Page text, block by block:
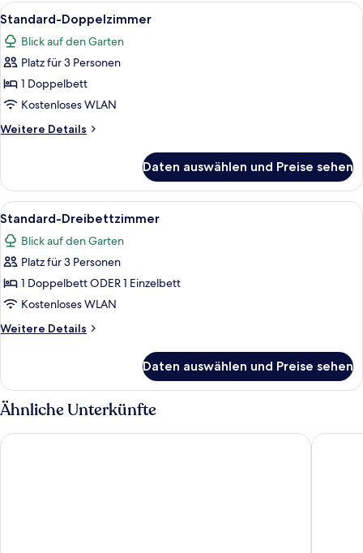
Alle
Fotos
für
Standard-
Doppelzimmer
anzeigen
Ein Himmelbett mit roter und weißer
31
Standard-Doppelzimmer
Blick auf den Garten
Platz für 3 Personen
1 Doppelbett
Kostenloses WLAN
Weitere Details
Weitere
Doppelzimmer
Daten auswählen und Preise sehen
Alle
Fotos
für
Standard-
Dreibettzimmer
anzeigen
Ein Himmelbett mit Baldachin, zwei
37
Standard-Dreibettzimmer
Blick auf den Garten
Platz für 3 Personen
1 Doppelbett ODER 1 Einzelbett
Kostenloses WLAN
Weitere Details
Weitere
Dreibettzimmer
Daten auswählen und Preise sehen
Ähnliche Unterkünfte
Keur Saloum Resort Hôtel